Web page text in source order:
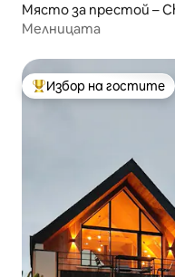
Място за престой –
Мелницата
Най-популярен избор
Избор на гостите